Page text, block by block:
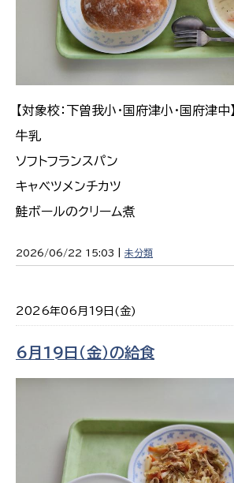
【対象校：下曽我小・国府津小・国府津中】
牛乳
ソフトフランスパン
キャベツメンチカツ
鮭ボールのクリーム煮
2026/06/22 15:03 | 未分類
2026年06月19日(金)
6月19日（金）の給食